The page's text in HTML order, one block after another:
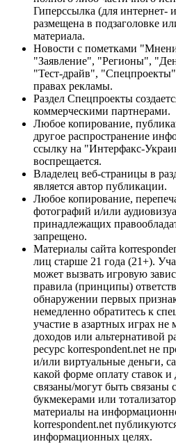
Гиперссылка (для интернет-
размещена в подзаголовке
материала.
Новости с пометками
"Заявление", "Регионы",
"Тест-драйв",
правах рекламы.
Раздел Спецпроекты
коммерческими партнерами.
Любое копирование,
другое распространение
ссылку на "Интерфакс-
воспрещается.
Владелец веб-страницы в
является автор публикации.
Любое копирование,
фотографий и/или
принадлежащих
запрещено.
Материалы сайта
лиц старше 21 года (21+).
может вызвать игровую
правила (принципы)
обнаружении первых
немедленно обратитесь к
участие в азартных играх не
доходов или альтернативой
ресурс korrespondent.net не
и/или виртуальные деньги,
какой форме оплату ставок
связаны/могут быть связаны
букмекерами или
материалы на
korrespondent.net
информационных целях.